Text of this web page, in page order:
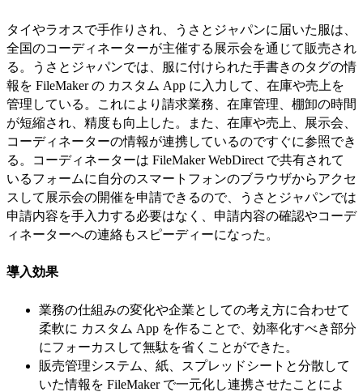
タイやラオスで手作りされ、うさとジャパンに届いた服は、
全国のコーディネーターが主催する展示会を通じて販売され
る。うさとジャパンでは、服に付けられた手書きのタグの情
報を FileMaker の カスタム App に入力して、在庫や売上を
管理している。これにより請求業務、在庫管理、棚卸の時間
が短縮され、精度も向上した。また、在庫や売上、展示会、
コーディネーターの情報が連携しているのですぐに参照でき
る。コーディネーターは FileMaker WebDirect で共有されて
いるフォームに自分のスマートフォンのブラウザからアクセ
スして展示会の開催を申請できるので、うさとジャパンでは
申請内容を手入力する必要はなく、申請内容の確認やコーデ
ィネーターへの連絡もスピーディーになった。
導入効果
業務の仕組みの変化や企業としての考え方に合わせて
柔軟に カスタム App を作ることで、効率化すべき部分
にフォーカスして無駄を省くことができた。
販売管理システム、紙、スプレッドシートと分散して
いた情報を FileMaker で一元化し連携させたことによ